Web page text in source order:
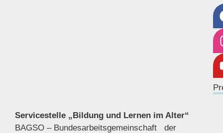
Servicestelle „Bildung und Lernen im Alter“
BAGSO – Bundesarbeitsgemeinschaft der